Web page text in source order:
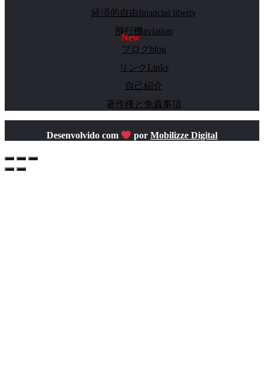
経済的自由financial liberty
飛行機aviation
ブログblog
リンクLinks
自己紹介
著作権と免責事項
Desenvolvido com porMobilizze Digital